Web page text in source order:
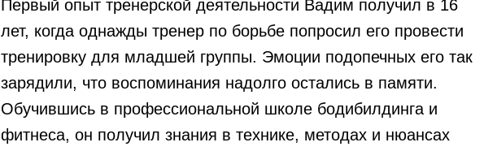
Первый опыт тренерской деятельности Вадим получил в 16
лет, когда однажды тренер по борьбе попросил его провести
тренировку для младшей группы. Эмоции подопечных его так
зарядили, что воспоминания надолго остались в памяти.
Обучившись в профессиональной школе бодибилдинга и
фитнеса, он получил знания в технике, методах и нюансах